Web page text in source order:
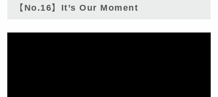
【No.16】It’s Our Moment